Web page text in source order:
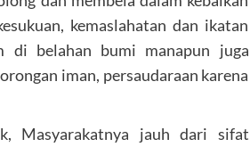
kemaslahatan dan ikatan
di belahan bumi manapun juga
iman, persaudaraan karena
Masyarakatnya jauh dari sifat